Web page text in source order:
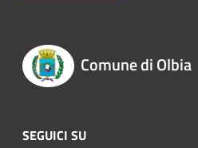
Comune di Olbia
SEGUICI SU